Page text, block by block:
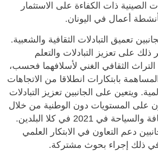
الصينية ذات الكفاءة على الاستثمار
أعمال في اليونان.
تعميق التبادلات الثقافية والشعبية.
ذلك على تعزيز التبادلات والتعلم
التراث الثقافي الغني لأسلافهما فحسب،
بابتكارات انطلاقا من الاتجاهات
ويتعين على الجانبين تعزيز التبادلات
على المستويات دون الوطنية من خلال
استضافة عام الثقافة والسياحة في 2021 في كلا البلدين.
دعم التعاون في الابتكار العلمي
في ذلك إجراء بحوث مشتركة.